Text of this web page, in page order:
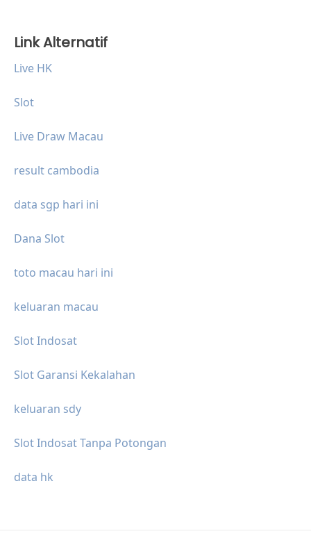
Link Alternatif
Live HK
Slot
Live Draw Macau
result cambodia
data sgp hari ini
Dana Slot
toto macau hari ini
keluaran macau
Slot Indosat
Slot Garansi Kekalahan
keluaran sdy
Slot Indosat Tanpa Potongan
data hk